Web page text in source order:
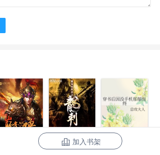
最强特种兵之
穿书后因没手
加入书架